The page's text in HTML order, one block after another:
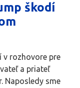
škodí
v rozhovore pre
a priateľ
Naposledy sme